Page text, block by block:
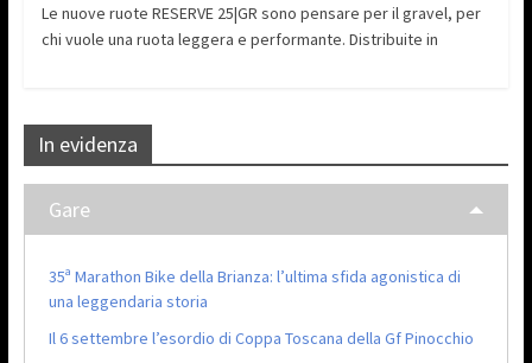
Le nuove ruote RESERVE 25|GR sono pensare per il gravel, per
chi vuole una ruota leggera e performante. Distribuite in
In evidenza
Gare
35ª Marathon Bike della Brianza: l’ultima sfida agonistica di
una leggendaria storia
Il 6 settembre l’esordio di Coppa Toscana della Gf Pinocchio